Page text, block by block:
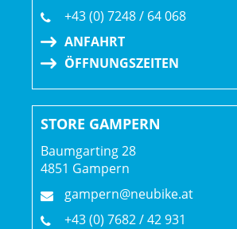
+43 (0) 7248 / 64 068
ANFAHRT
ÖFFNUNGSZEITEN
STORE GAMPERN
Baumgarting 28
4851 Gampern
gampern@neubike.at
+43 (0) 7682 / 42 931